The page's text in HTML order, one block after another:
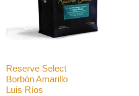
Reserve Select
Borbón Amarillo
Luis Ríos